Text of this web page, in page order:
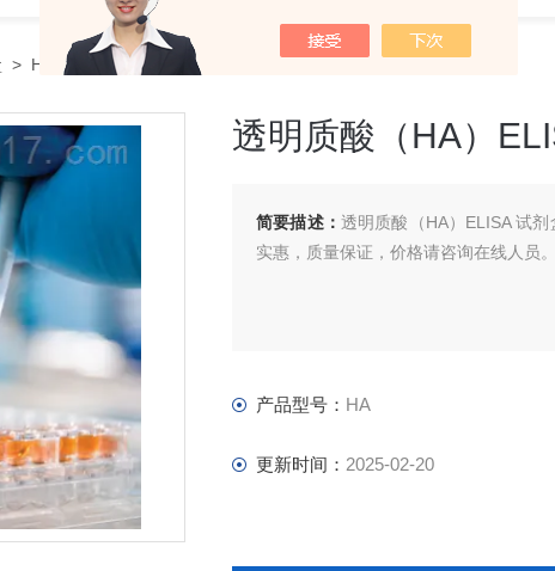
> HA透明质酸（HA）ELISA 试剂盒
透明质酸（HA）
简要描述： 透明质酸（HA）ELISA 试
实惠，质量保证，价格请咨询在线人员。
产品型号： HA
更新时间： 2025-02-20